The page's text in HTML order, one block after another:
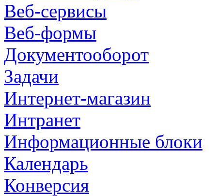
Веб-сервисы
Веб-формы
Документооборот
Задачи
Интернет-магазин
Интранет
Информационные блоки
Календарь
Конверсия